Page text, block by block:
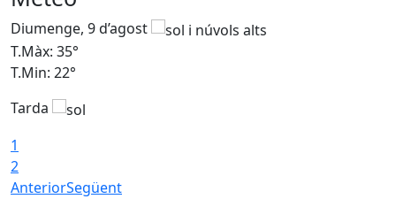
Diumenge, 9 d’agost
T.Màx: 35°
T.Min: 22°
Tarda
1
2
AnteriorSegüent